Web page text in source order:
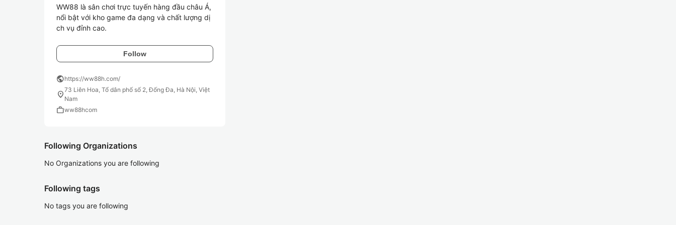
WW88 là sân chơi trực tuyến hàng đầu châu Á,
nổi bật với kho game đa dạng và chất lượng dị
ch vụ đỉnh cao.
Follow
publichttps://ww88h.com/
location_on73 Liên Hoa, Tổ dân phố số 2, Đống Đa, Hà Nội, Việt
Nam
workww88hcom
Following Organizations
No Organizations you are following
Following tags
No tags you are following